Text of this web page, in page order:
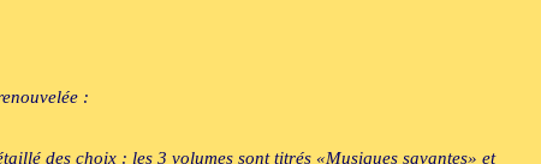
:
des choix : les 3 volumes sont titrés «Musiques savantes» et